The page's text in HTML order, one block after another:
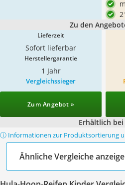
Zu den
Lieferzeit
Sofort lieferbar
Herstellergarantie
1 Jahr
Vergleichssieger
Zum Angebot »
Erhältlich bei
ⓘ Informationen zur Produktsortierung
Ähnliche Vergleiche